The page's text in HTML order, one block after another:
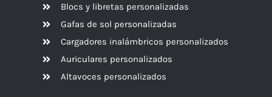
Blocs y libretas personalizadas
Gafas de sol personalizadas
Cargadores inalámbricos personalizados
Auriculares personalizados
Altavoces personalizados